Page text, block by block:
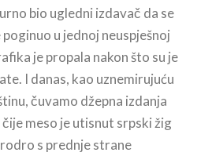
bio ugledni izdavač da se
u jednoj neuspješnoj
je propala nakon što su je
I danas, kao uznemirujuću
čuvamo džepna izdanja
čije meso je utisnut srpski žig
s prednje strane